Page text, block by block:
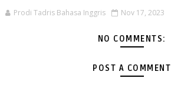
Prodi Tadris Bahasa Inggris Nov 17, 2023
NO COMMENTS:
POST A COMMENT